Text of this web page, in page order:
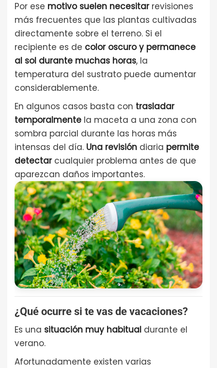
Por ese motivo suelen necesitarrevisiones
más frecuentes que las plantas cultivadas
directamente sobre el terreno. Si el
recipiente es de color oscuro y permanece
al sol durante muchas horas, la
temperatura del sustrato puede aumentar
considerablemente.
En algunos casos basta con trasladar
temporalmente la maceta a una zona con
sombra parcial durante las horas más
intensas del día. Una revisión diaria permite
detectarcualquier problema antes de que
aparezcan daños importantes.
¿Qué ocurre si te vas de vacaciones?
Es una situación muy habitual durante el
verano.
Afortunadamente existen varias